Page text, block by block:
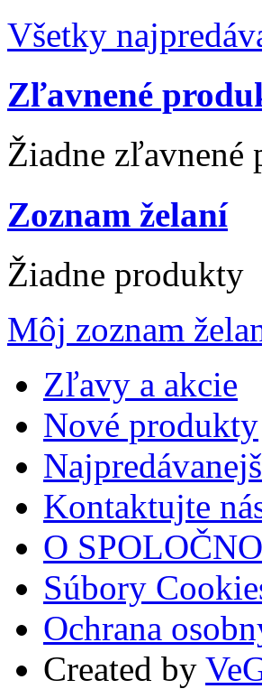
Všetky
Zľavnené
Žiadne zľavnené
Zoznam želaní
Žiadne produkty
Môj zoznam
Zľavy a akcie
Nové produkty
Kontaktujte
O
Súbory
Ochrana
Created by